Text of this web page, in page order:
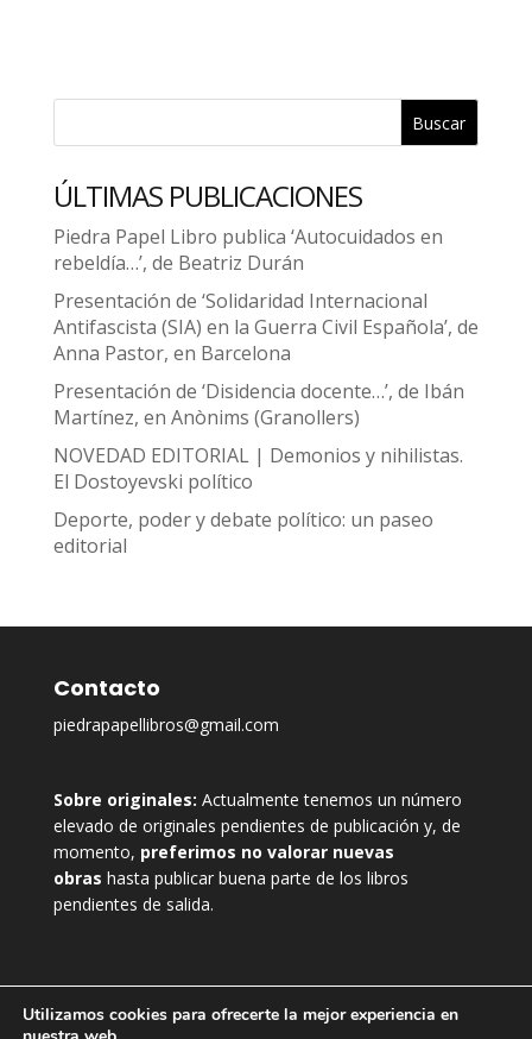
Buscar
ÚLTIMAS PUBLICACIONES
Piedra Papel Libro publica ‘Autocuidados en
rebeldía…’, de Beatriz Durán
Presentación de ‘Solidaridad Internacional
Antifascista (SIA) en la Guerra Civil Española’, de
Anna Pastor, en Barcelona
Presentación de ‘Disidencia docente…’, de Ibán
Martínez, en Anònims (Granollers)
NOVEDAD EDITORIAL | Demonios y nihilistas.
El Dostoyevski político
Deporte, poder y debate político: un paseo
editorial
Contacto
piedrapapellibros@gmail.com
Sobre originales: Actualmente tenemos un número
elevado de originales pendientes de publicación y, de
momento, preferimos no valorar nuevas
obras hasta publicar buena parte de los libros
pendientes de salida.
Utilizamos cookies para ofrecerte la mejor experiencia en